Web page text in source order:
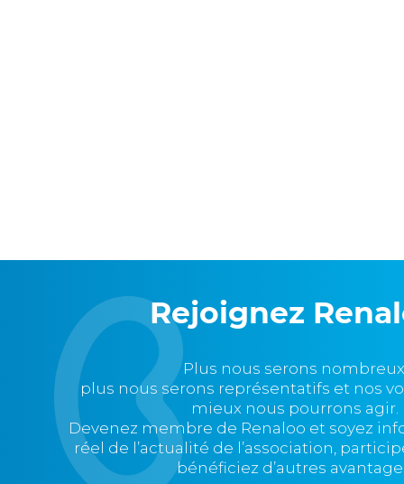
Rejoignez
Plus nous serons
plus nous serons représentatifs et nos
mieux nous pourrons agir.
Devenez membre de Renaloo et soyez
réel de l’actualité de l’association,
bénéficiez d’autres